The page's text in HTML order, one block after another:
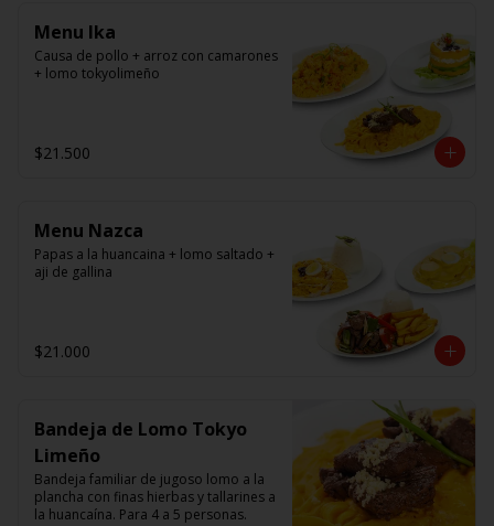
Menu Ika
Causa de pollo + arroz con camarones
+ lomo tokyolimeño
$21.500
Menu Nazca
Papas a la huancaina + lomo saltado +
aji de gallina
$21.000
Bandeja de Lomo Tokyo
Limeño
Bandeja familiar de jugoso lomo a la
plancha con finas hierbas y tallarines a
la huancaína. Para 4 a 5 personas.